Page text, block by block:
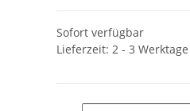
Sofort verfügbar
Lieferzeit: 2 - 3 Werktage